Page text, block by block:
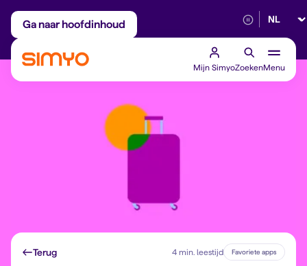
Ga naar hoofdinhoud
Maandelijks aanpasbaar Betrouwbaar
Mijn SimyoZoekenMenu
Terug 4 min. leestijd Favoriete apps